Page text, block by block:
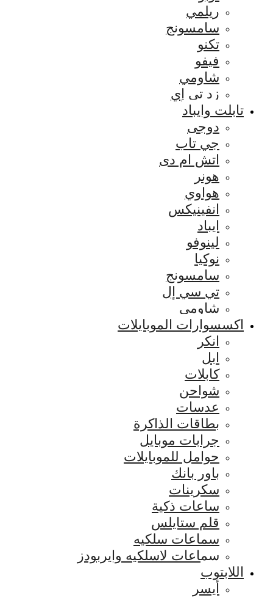
ريلمي
سامسونج
تكنو
فيفو
شاومي
زد تي إي
تابلت وايباد
دوجى
جي تاب
اتش ام دى
هونر
هواوي
انفينيكس
ايباد
لينوفو
نوكيا
سامسونج
تي سي إل
شاومي
اكسسوارات الموبايلات
انكر
ابل
كابلات
شواحن
عدسات
بطاقات الذاكرة
جرابات موبايل
حوامل للموبايلات
باور بانك
سكرينات
ساعات ذكية
قلم ستايلس
سماعات سلكيه
سماعات لاسلكيه وايربودز
اللابتوب
أيسر